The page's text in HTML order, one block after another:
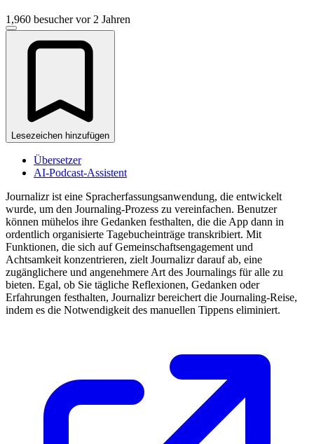
1,960 besucher vor 2 Jahren
Lesezeichen hinzufügen
Übersetzer
AI-Podcast-Assistent
Journalizr ist eine Spracherfassungsanwendung, die entwickelt
wurde, um den Journaling-Prozess zu vereinfachen. Benutzer
können mühelos ihre Gedanken festhalten, die die App dann in
ordentlich organisierte Tagebucheinträge transkribiert. Mit
Funktionen, die sich auf Gemeinschaftsengagement und
Achtsamkeit konzentrieren, zielt Journalizr darauf ab, eine
zugänglichere und angenehmere Art des Journalings für alle zu
bieten. Egal, ob Sie tägliche Reflexionen, Gedanken oder
Erfahrungen festhalten, Journalizr bereichert die Journaling-Reise,
indem es die Notwendigkeit des manuellen Tippens eliminiert.